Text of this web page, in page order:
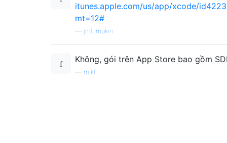
itunes.apple.com/us/app/xcode/
mt=12#
jmlumpkin
Không, gói trên App Store bao gồm
mikl